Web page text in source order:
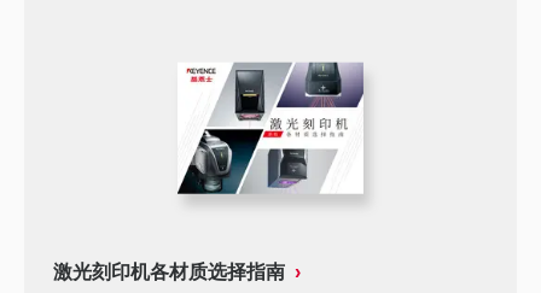
激光刻印机各材质选择指南